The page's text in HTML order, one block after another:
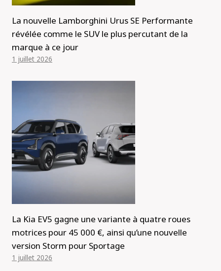
La nouvelle Lamborghini Urus SE Performante
révélée comme le SUV le plus percutant de la
marque à ce jour
1 juillet 2026
La Kia EV5 gagne une variante à quatre roues
motrices pour 45 000 €, ainsi qu’une nouvelle
version Storm pour Sportage
1 juillet 2026